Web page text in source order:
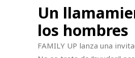
Un
los hombres
FAMILY UP lanza una